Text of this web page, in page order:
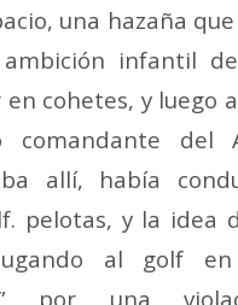
una hazaña que
infantil
en cohetes, y luego
comandante del
allí, había
pelotas, y la idea
al golf
por una